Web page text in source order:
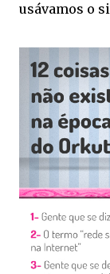
usávamos o